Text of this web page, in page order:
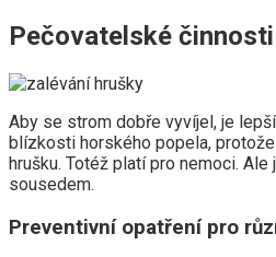
Pečovatelské činnosti
Aby se strom dobře vyvíjel, je
blízkosti horského popela,
hrušku. Totéž platí pro nemoci.
sousedem.
Preventivní opatření pro